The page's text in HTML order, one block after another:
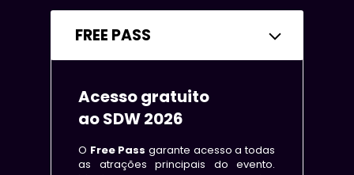
O Free Pass garante acesso a todas
Acesso gratuito
ao SDW 2026
FREE PASS